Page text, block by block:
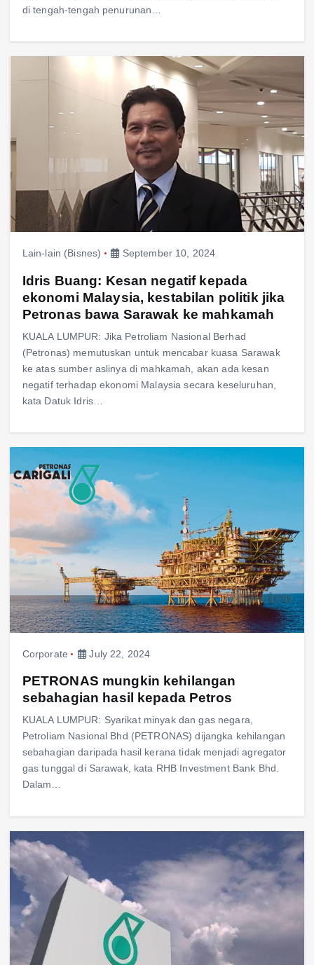
di tengah-tengah penurunan…
Lain-lain (Bisnes) September 10, 2024
Idris Buang: Kesan negatif kepada
ekonomi Malaysia, kestabilan politik jika
Petronas bawa Sarawak ke mahkamah
KUALA LUMPUR: Jika Petroliam Nasional Berhad
(Petronas) memutuskan untuk mencabar kuasa Sarawak
ke atas sumber aslinya di mahkamah, akan ada kesan
negatif terhadap ekonomi Malaysia secara keseluruhan,
kata Datuk Idris…
Corporate July 22, 2024
PETRONAS mungkin kehilangan
sebahagian hasil kepada Petros
KUALA LUMPUR: Syarikat minyak dan gas negara,
Petroliam Nasional Bhd (PETRONAS) dijangka kehilangan
sebahagian daripada hasil kerana tidak menjadi agregator
gas tunggal di Sarawak, kata RHB Investment Bank Bhd.
Dalam…